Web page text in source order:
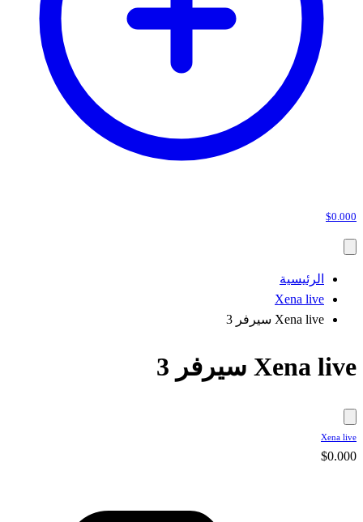
$0.000
الرئيسية
Xena live
Xena live سيرفر 3
Xena live سيرفر 3
Xena live
$0.000